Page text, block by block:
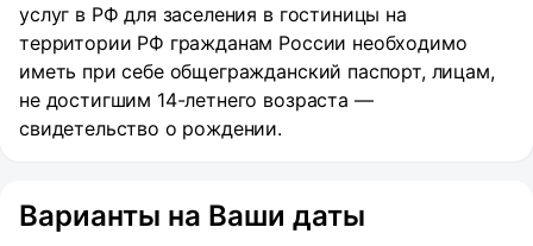
услуг в РФ для заселения в гостиницы на
территории РФ гражданам России необходимо
иметь при себе общегражданский паспорт, лицам,
не достигшим 14-летнего возраста —
свидетельство о рождении.
Варианты на Ваши даты